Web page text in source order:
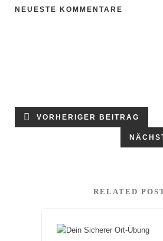
NEUESTE KOMMENTARE
VORHERIGER BEITRAG
RELATED